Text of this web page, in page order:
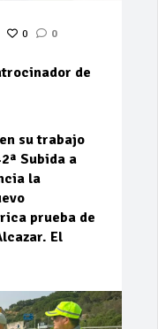
0 0
de
su trabajo
Subida a
la
prueba de
El